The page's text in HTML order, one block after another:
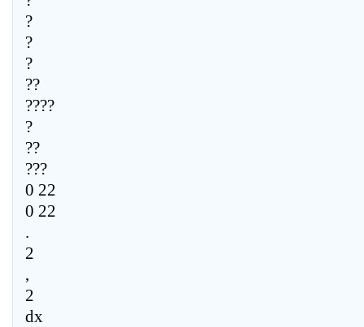
?
?
?
??
????
?
??
???
0 22
0 22
.
2
,
2
dx